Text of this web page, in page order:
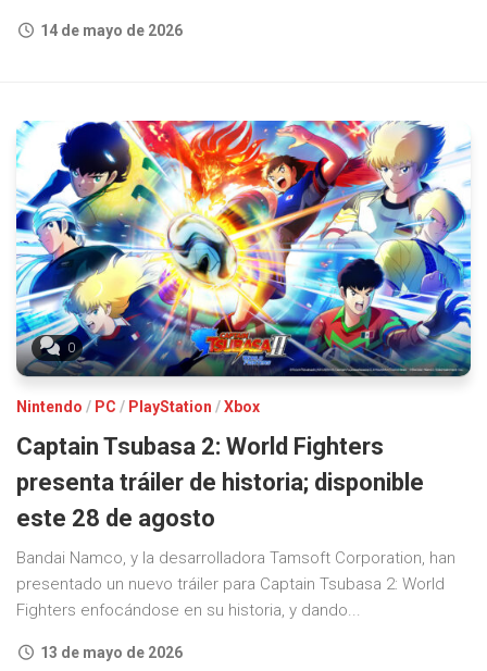
14 de mayo de 2026
0
Nintendo / PC / PlayStation /Xbox
Captain Tsubasa 2: World Fighters
presenta tráiler de historia; disponible
este 28 de agosto
Bandai Namco, y la desarrolladora Tamsoft Corporation, han
presentado un nuevo tráiler para Captain Tsubasa 2: World
Fighters enfocándose en su historia, y dando...
13 de mayo de 2026